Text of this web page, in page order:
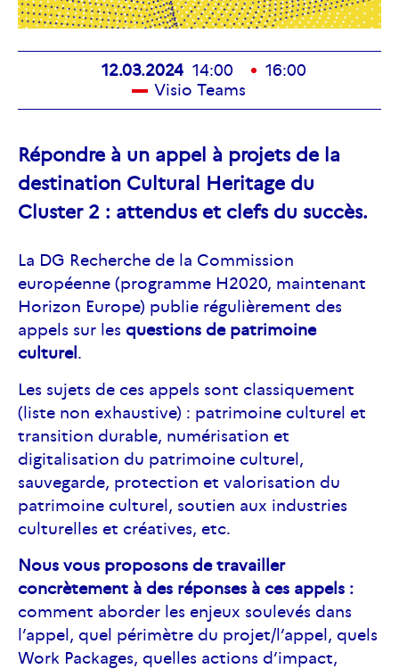
12.03.2024 14:00
16:00
Visio Teams
Répondre à un appel à projets de la
destination Cultural Heritage du
Cluster 2 : attendus et clefs du succès.
La DG Recherche de la Commission
européenne (programme H2020, maintenant
Horizon Europe) publie régulièrement des
appels sur les questions de patrimoine
culturel .
Les sujets de ces appels sont classiquement
(liste non exhaustive) : patrimoine culturel et
transition durable, numérisation et
digitalisation du patrimoine culturel,
sauvegarde, protection et valorisation du
patrimoine culturel, soutien aux industries
culturelles et créatives, etc.
Nous vous proposons de travailler
concrètement à des réponses à ces appels :
comment aborder les enjeux soulevés dans
l’appel, quel périmètre du projet/l’appel, quels
Work Packages, quelles actions d’impact,